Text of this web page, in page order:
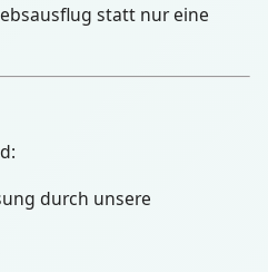
statt nur eine
durch unsere